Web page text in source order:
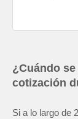
¿Cuándo
cotización
Si a lo largo de